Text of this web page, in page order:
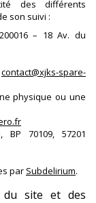
des différents
son suivi :
– 18 Av. du
contact@xjks-spare-
physique ou une
70109, 57201
par Subdelirium.
du site et des